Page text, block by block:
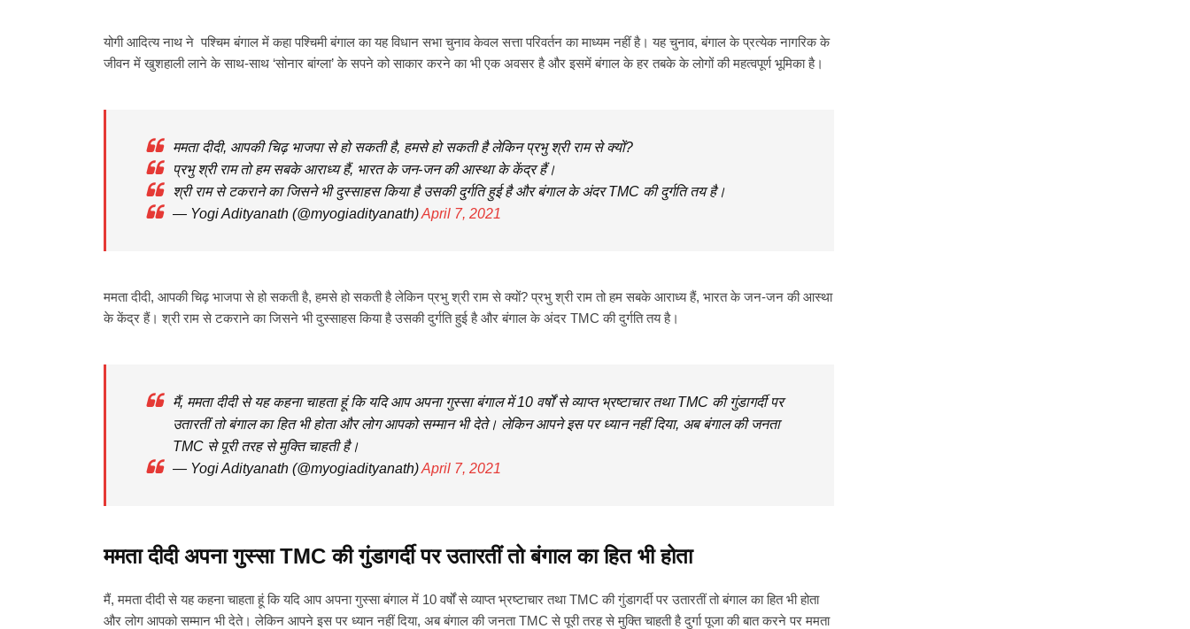
योगी आदित्य नाथ ने पश्चिम बंगाल में कहा पश्चिमी बंगाल का यह विधान सभा चुनाव केवल सत्ता परिवर्तन का माध्यम नहीं है। यह चुनाव, बंगाल के प्रत्येक नागरिक के
जीवन में खुशहाली लाने के साथ-साथ ‘सोनार बांग्ला’ के सपने को साकार करने का भी एक अवसर है और इसमें बंगाल के हर तबके के लोगों की महत्वपूर्ण भूमिका है।
ममता दीदी, आपकी चिढ़ भाजपा से हो सकती है, हमसे हो सकती है लेकिन प्रभु श्री राम से क्यों?
प्रभु श्री राम तो हम सबके आराध्य हैं, भारत के जन-जन की आस्था के केंद्र हैं।
श्री राम से टकराने का जिसने भी दुस्साहस किया है उसकी दुर्गति हुई है और बंगाल के अंदर TMC की दुर्गति तय है।
— Yogi Adityanath (@myogiadityanath)April 7, 2021
ममता दीदी, आपकी चिढ़ भाजपा से हो सकती है, हमसे हो सकती है लेकिन प्रभु श्री राम से क्यों? प्रभु श्री राम तो हम सबके आराध्य हैं, भारत के जन-जन की आस्था
के केंद्र हैं। श्री राम से टकराने का जिसने भी दुस्साहस किया है उसकी दुर्गति हुई है और बंगाल के अंदर TMC की दुर्गति तय है।
मैं, ममता दीदी से यह कहना चाहता हूं कि यदि आप अपना गुस्सा बंगाल में 10 वर्षों से व्याप्त भ्रष्टाचार तथा TMC की गुंडागर्दी पर
उतारतीं तो बंगाल का हित भी होता और लोग आपको सम्मान भी देते। लेकिन आपने इस पर ध्यान नहीं दिया, अब बंगाल की जनता
TMC से पूरी तरह से मुक्ति चाहती है।
— Yogi Adityanath (@myogiadityanath)April 7, 2021
ममता दीदी अपना गुस्सा TMC की गुंडागर्दी पर उतारतीं तो बंगाल का हित भी होता
मैं, ममता दीदी से यह कहना चाहता हूं कि यदि आप अपना गुस्सा बंगाल में 10 वर्षों से व्याप्त भ्रष्टाचार तथा TMC की गुंडागर्दी पर उतारतीं तो बंगाल का हित भी होता
और लोग आपको सम्मान भी देते। लेकिन आपने इस पर ध्यान नहीं दिया, अब बंगाल की जनता TMC से पूरी तरह से मुक्ति चाहती है दुर्गा पूजा की बात करने पर ममता